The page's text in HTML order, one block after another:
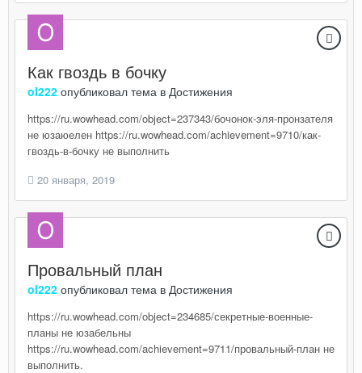
Как гвоздь в бочку
ol222 опубликовал тема в Достижения
https://ru.wowhead.com/object=237343/бочонок-эля-пронзателя
не юзаюелен https://ru.wowhead.com/achievement=9710/как-
гвоздь-в-бочку не выполнить
20 января, 2019
Провальный план
ol222 опубликовал тема в Достижения
https://ru.wowhead.com/object=234685/секретные-военные-
планы не юзабельны
https://ru.wowhead.com/achievement=9711/провальный-план не
выполнить.